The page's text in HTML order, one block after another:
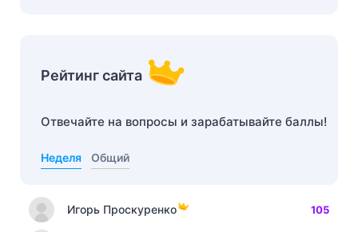
Рейтинг сайта
Отвечайте на вопросы и зарабатывайте баллы!
Неделя Общий
Игорь Проскуренко 105